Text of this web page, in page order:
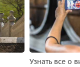
Узнать все о